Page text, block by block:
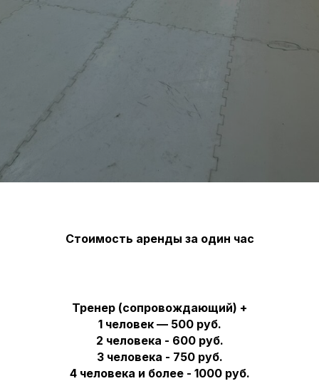
Стоимость аренды за один час
Тренер (сопровождающий) +
1 человек — 500 руб.
2 человека - 600 руб.
3 человека - 750 руб.
4 человека и более - 1000 руб.